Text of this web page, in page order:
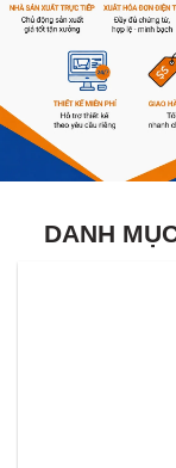
DANH